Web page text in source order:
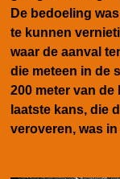
De bedoeling
te kunnen
waar de aanval
die meteen in de
200 meter van
laatste kans, die
veroveren, was